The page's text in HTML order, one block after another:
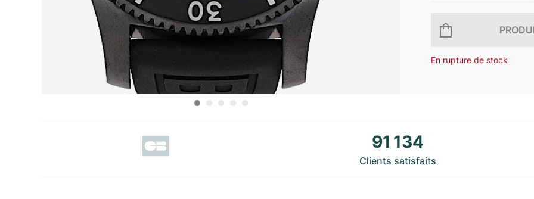
En rupture de stock
91 134
Clients satisfaits